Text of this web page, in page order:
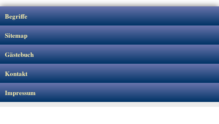
Begriffe
Sitemap
Gästebuch
Kontakt
Impressum